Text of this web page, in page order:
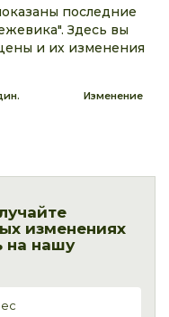
последние
Здесь вы
и их изменения
Изменение
изменениях
на нашу